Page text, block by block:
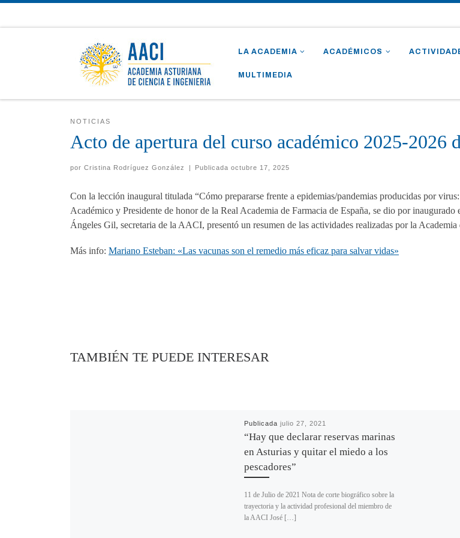
LA ACADEMIA ACADÉMICOS
MULTIMEDIA
NOTICIAS
Acto de apertura del curso académico 2025-2026
por Cristina Rodríguez González | Publicadaoctubre 17, 2025
Con la lección inaugural titulada “Cómo prepararse frente a epidemias/pandemias producidas por
Académico y Presidente de honor de la Real Academia de Farmacia de España, se dio por
Ángeles Gil, secretaria de la AACI, presentó un resumen de las actividades realizadas por la Academia
Más info: Mariano Esteban: «Las vacunas son el remedio más eficaz para salvar vidas»
TAMBIÉN TE PUEDE INTERESAR
Publicada julio 27, 2021
“Hay que declarar reservas marinas
en Asturias y quitar el miedo a los
pescadores”
11 de Julio de 2021 Nota de corte biográfico sobre la
trayectoria y la actividad profesional del miembro de
la AACI José […]